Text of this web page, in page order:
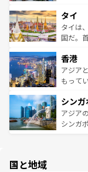
リティ
覧を参
急速な
ーチミ
醸し出
とつ。
ひ現地
が旅行
参照し
タイ
タイは
国だ。
の活気
帯で自
いビー
激する
が待っ
た文化
香港
アジア
もって
み、ど
ており
うな絶
シン
アジア
シンガ
国と地域